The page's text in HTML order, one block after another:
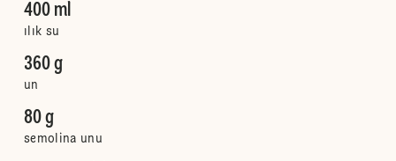
400 ml
ılık su
360 g
un
80 g
semolina unu